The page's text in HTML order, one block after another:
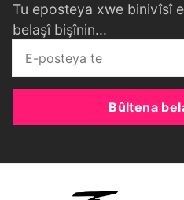
Tu eposteya xwe binivîsî
belaşî bişînin...
Bûltena